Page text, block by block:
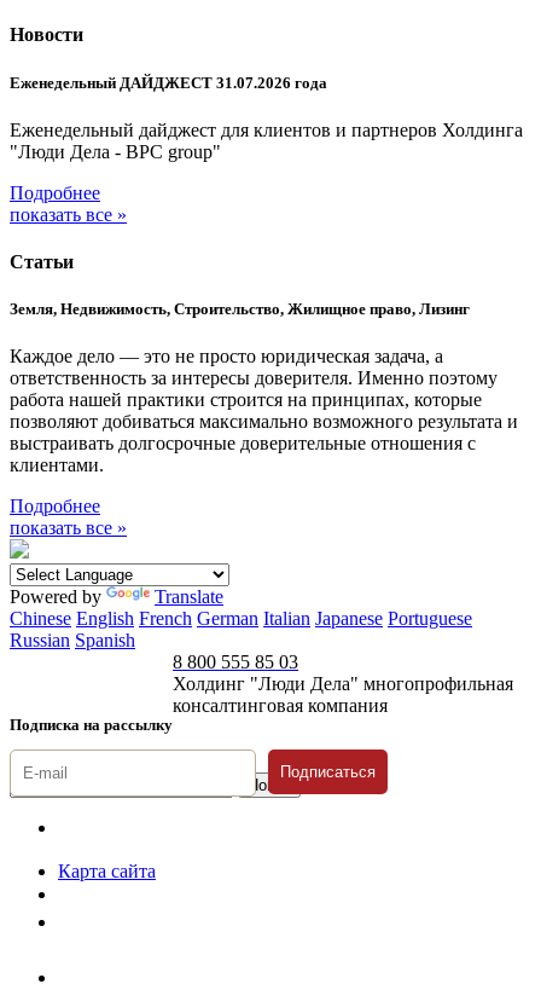
Новости
Еженедельный ДАЙДЖЕСТ 31.07.2026 года
Еженедельный дайджест для клиентов и партнеров Холдинга
"Люди Дела - BPC group"
Подробнее
показать все »
Статьи
Земля, Недвижимость, Строительство, Жилищное право, Лизинг
Каждое дело — это не просто юридическая задача, а
ответственность за интересы доверителя. Именно поэтому
работа нашей практики строится на принципах, которые
позволяют добиваться максимально возможного результата и
выстраивать долгосрочные доверительные отношения с
клиентами.
Подробнее
показать все »
Powered by
Translate
Chinese English French German Italian Japanese Portuguese
Russian Spanish
Подписка на рассылку
8 800 555 85 03
Холдинг "Люди Дела" многопрофильная
консалтинговая компания
Подписаться
Карта сайта